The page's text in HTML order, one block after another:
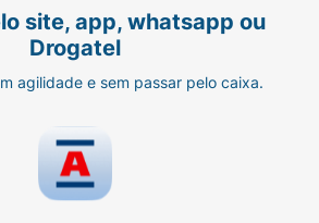
site, app, whatsapp ou
Drogatel
agilidade e sem passar pelo caixa.